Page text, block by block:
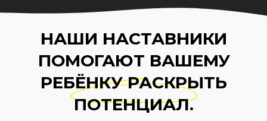
НАШИ НАСТАВНИКИ
ПОМОГАЮТ ВАШЕМУ
РЕБЁНКУ РАСКРЫТЬ
ПОТЕНЦИАЛ.